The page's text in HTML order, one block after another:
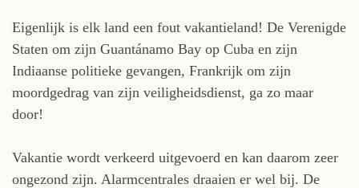
Eigenlijk is elk land een fout vakantieland! De Verenigde
Staten om zijn Guantánamo Bay op Cuba en zijn
Indiaanse politieke gevangen, Frankrijk om zijn
moordgedrag van zijn veiligheidsdienst, ga zo maar
door!
Vakantie wordt verkeerd uitgevoerd en kan daarom zeer
ongezond zijn. Alarmcentrales draaien er wel bij. De